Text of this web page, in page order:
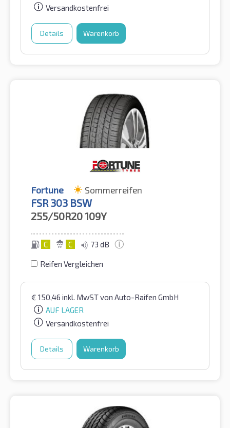
Versandkostenfrei
Details Warenkorb
Fortune Sommerreifen
FSR 303 BSW
255/50R20109Y
C C 73 dB
Reifen Vergleichen
€ 150,46 inkl. MwSTvon Auto-Raifen GmbH
AUF LAGER
Versandkostenfrei
Details Warenkorb